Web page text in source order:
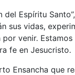
Espíritu
sus vidas,
venir.
fe en Jesucristo.
Ensancha que